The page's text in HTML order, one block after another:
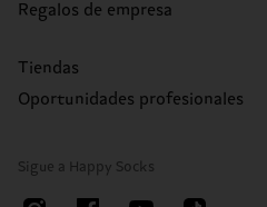
Regalos de empresa
Tiendas
Oportunidades profesionales
Sigue a Happy Socks